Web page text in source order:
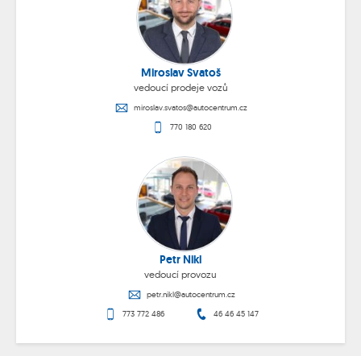
Miroslav Svatoš
vedoucí prodeje vozů
miroslav.svatos@autocentrum.cz
770 180 620
Petr Nikl
vedoucí provozu
petr.nikl@autocentrum.cz
773 772 486
46 46 45 147